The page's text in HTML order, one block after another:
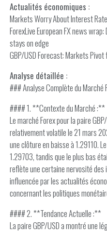
Actualités économiques :
Markets Worry About Interest
ForexLive European FX news
stays on edge
GBP/USD Forecast: Markets
Analyse détaillée :
### Analyse Complète du Marché
#### 1. **Contexte du Marché :**
Le marché Forex pour la paire
relativement volatile le 21 mars
une clôture en baisse à 1.29110.
1.29703, tandis que le plus bas
reflète une certaine nervosité
influencée par les actualités
concernant les politiques
#### 2. **Tendance Actuelle :**
La paire GBP/USD a montré une